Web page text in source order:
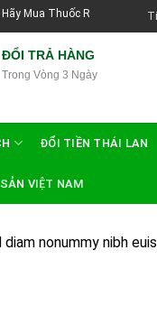
Mua Thuốc Rắn Thái Lan Tại
ĐỔI TRẢ HÀNG
Trong Vòng 3 Ngày
ĐỔI TIỀN THÁI LAN
VIỆT NAM
nonummy nibh